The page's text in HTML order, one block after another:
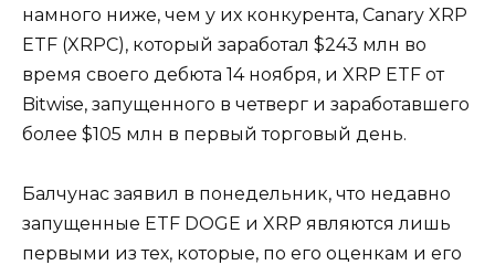
намного ниже, чем у их конкурента, Canary XRP
ETF (XRPC), который заработал $243 млн во
время своего дебюта 14 ноября, и XRP ETF от
Bitwise, запущенного в четверг и заработавшего
более $105 млн в первый торговый день.
Балчунас заявил в понедельник, что недавно
запущенные ETF DOGE и XRP являются лишь
первыми из тех, которые, по его оценкам и его